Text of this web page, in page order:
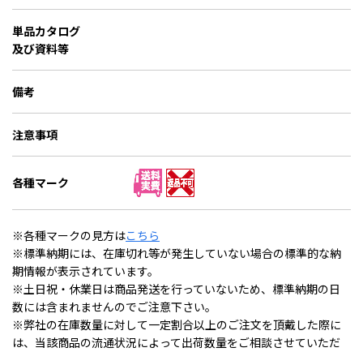
単品カタログ
及び資料等
備考
注意事項
各種マーク
※各種マークの見方はこちら
※標準納期には、在庫切れ等が発生していない場合の標準的な納
期情報が表示されています。
※土日祝・休業日は商品発送を行っていないため、標準納期の日
数には含まれませんのでご注意下さい。
※弊社の在庫数量に対して一定割合以上のご注文を頂戴した際に
は、当該商品の流通状況によって出荷数量をご相談させていただ